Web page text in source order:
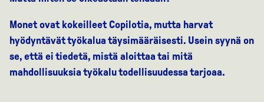
Monet ovat kokeilleet Copilotia, mutta harvat
hyödyntävät työkalua täysimääräisesti. Usein syynä on
se, että ei tiedetä, mistä aloittaa tai mitä
mahdollisuuksia työkalu todellisuudessa tarjoaa.